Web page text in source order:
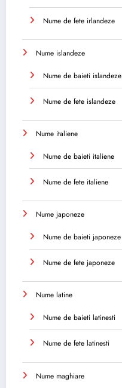
Nume de fete irlandeze
Nume islandeze
Nume de baieti islandeze
Nume de fete islandeze
Nume italiene
Nume de baieti italiene
Nume de fete italiene
Nume japoneze
Nume de baieti japoneze
Nume de fete japoneze
Nume latine
Nume de baieti latinesti
Nume de fete latinesti
Nume maghiare